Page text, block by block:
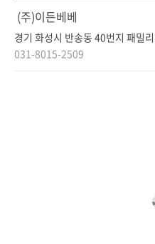
(주)이든베베
경기 화성시 반송동 40번지 패밀
031-8015-2509